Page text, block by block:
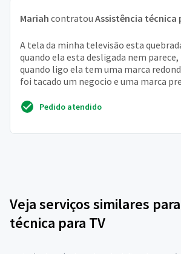
Mariah contratou Assistência técnica
A tela da minha televisão esta
quando ela esta desligada nem parece,
quando ligo ela tem uma marca
foi tacado um negocio e uma marca
Pedido atendido
Veja serviços similares
técnica para TV